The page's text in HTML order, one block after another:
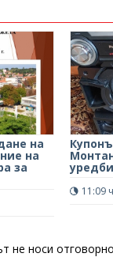
на
на
за
11:09
не носи